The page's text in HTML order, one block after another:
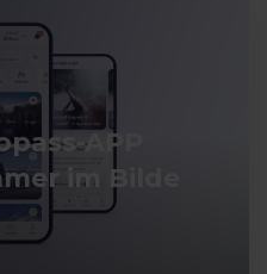
APP
im Bilde